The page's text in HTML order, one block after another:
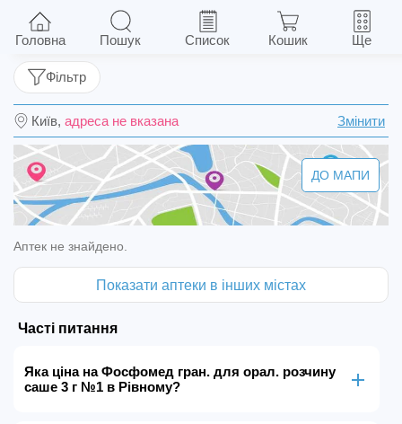
Фосфомед гран. для орал. розчину саше 3 г
№1
Київ, адреса не вказана Змінити
Фільтр
ДО МАПИ
Аптек не знайдено.
Показати аптеки в інших містах
Часті питання
Яка ціна на Фосфомед гран. для орал. розчину
саше 3 г №1 в Рівному?
Головна Пошук Список Кошик Ще